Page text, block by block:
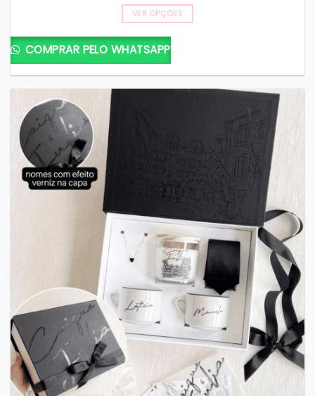
VER OPÇÕES
COMPRAR PELO WHATSAPP